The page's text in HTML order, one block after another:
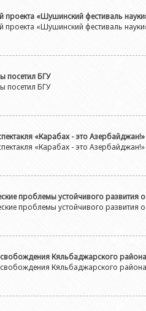
проекта «Шушинский фестиваль
проекта «Шушинский фестиваль
посетил БГУ
посетил БГУ
«Карабах - это Азербайджан!»
«Карабах - это Азербайджан!»
проблемы устойчивого развития
проблемы устойчивого развития
Кяльбаджарского района
Кяльбаджарского района